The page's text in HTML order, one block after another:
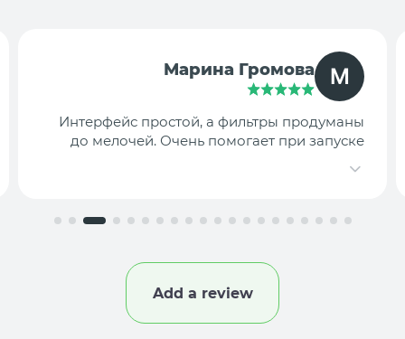
TargetLab Team
Собираем аналитику креативов по
конкурентам — теперь это занимает минуты,
Add a review